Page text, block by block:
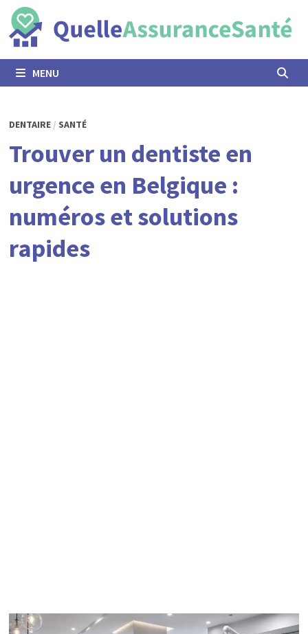
Passer
au
contenu
MENU
DENTAIRE/ SANTÉ
Trouver un dentiste en
urgence en Belgique :
numéros et solutions
rapides